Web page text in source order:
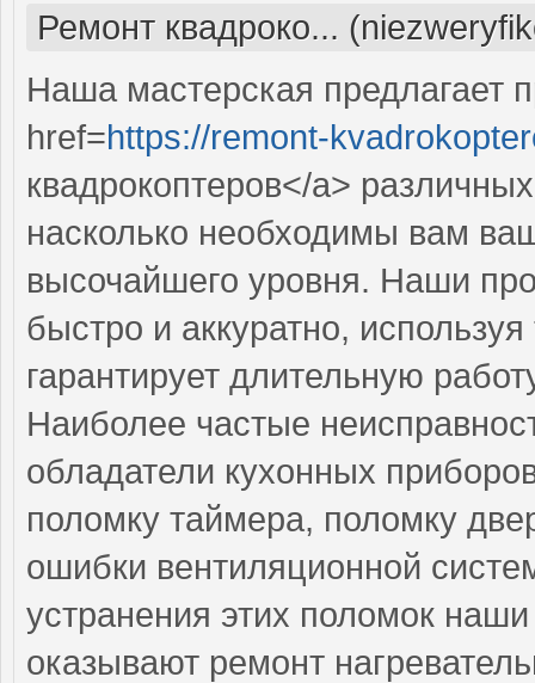
Ремонт квадроко...
Наша мастерская предлагает
href=https://remont-
квадрокоптеров</a>
насколько необходимы вам
высочайшего уровня. Наши
быстро и аккуратно,
гарантирует длительную
Наиболее частые
обладатели кухонных
поломку таймера, поломку
ошибки вентиляционной
устранения этих поломок
оказывают ремонт